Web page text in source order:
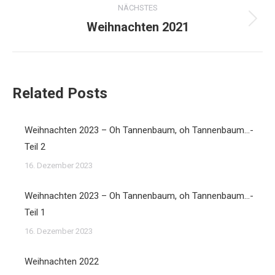
NÄCHSTES
Nächster
Weihnachten 2021
Related Posts
Weihnachten 2023 – Oh Tannenbaum, oh Tannenbaum…-
Teil 2
16. Dezember 2023
Weihnachten 2023 – Oh Tannenbaum, oh Tannenbaum…-
Teil 1
16. Dezember 2023
Weihnachten 2022